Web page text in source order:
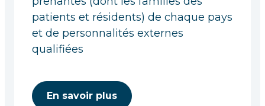
patients et résidents) de chaque pays
et de personnalités externes
qualifiées
En savoir plus